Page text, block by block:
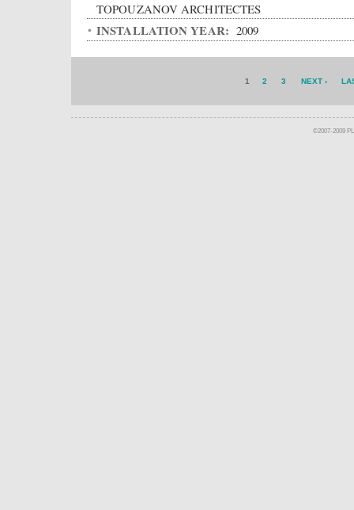
TOPOUZANOV ARCHITECTES
INSTALLATION YEAR: 2009
1 2 3 NEXT ›
©2007-2009